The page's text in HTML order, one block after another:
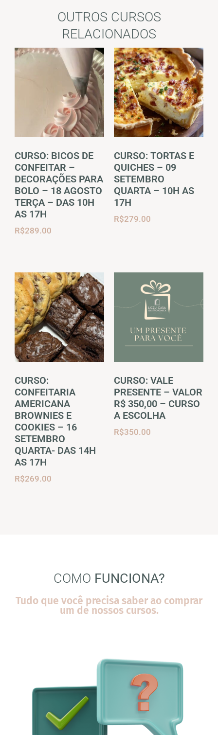
OUTROS CURSOS
RELACIONADOS
CURSO: BICOS DE
CONFEITAR –
DECORAÇÕES PARA
BOLO – 18 AGOSTO
TERÇA – DAS 10H
AS 17H
R$289.00
CURSO: TORTAS E
QUICHES – 09
SETEMBRO
QUARTA – 10H AS
17H
R$279.00
CURSO:
CONFEITARIA
AMERICANA
BROWNIES E
COOKIES – 16
SETEMBRO
QUARTA- DAS 14H
AS 17H
R$269.00
CURSO: VALE
PRESENTE – VALOR
R$ 350,00 – CURSO
A ESCOLHA
R$350.00
COMO FUNCIONA?
Tudo que você precisa saber ao comprar
um de nossos cursos.